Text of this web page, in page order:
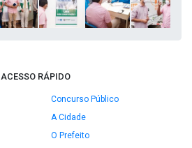
ACESSO RÁPIDO
Concurso Público
A Cidade
O Prefeito